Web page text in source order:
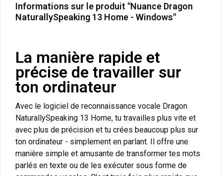
Informations sur le produit "Nuance Dragon
NaturallySpeaking 13 Home - Windows"
La manière rapide et
précise de travailler sur
ton ordinateur
Avec le logiciel de reconnaissance vocale Dragon
NaturallySpeaking 13 Home, tu travailles plus vite et
avec plus de précision et tu crées beaucoup plus sur
ton ordinateur - simplement en parlant. Il offre une
manière simple et amusante de transformer tes mots
parlés en texte ou de les exécuter sous forme de